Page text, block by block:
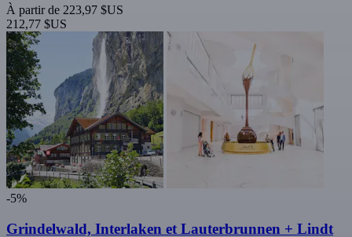
À partir de 223,97 $US
212,77 $US
-5%
Grindelwald, Interlaken et Lauterbrunnen + Lindt